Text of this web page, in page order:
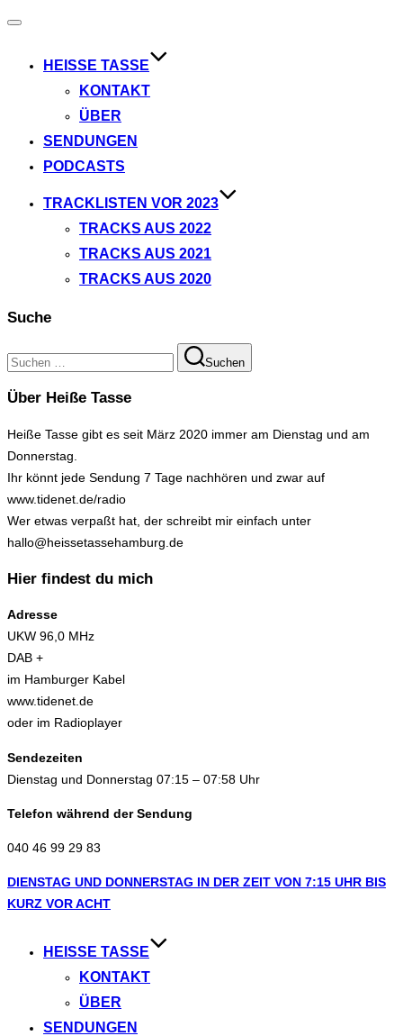
Navigation
HEISSE TASSE
KONTAKT
ÜBER
SENDUNGEN
PODCASTS
TRACKLISTEN VOR 2023
TRACKS AUS 2022
TRACKS AUS 2021
TRACKS AUS 2020
Suche
Suchen
nach:
Suchen
Über Heiße Tasse
Heiße Tasse gibt es seit März 2020 immer am Dienstag und am
Donnerstag.
Ihr könnt jede Sendung 7 Tage nachhören und zwar auf
www.tidenet.de/radio
Wer etwas verpaßt hat, der schreibt mir einfach unter
hallo@heissetassehamburg.de
Hier findest du mich
Adresse
UKW 96,0 MHz
DAB +
im Hamburger Kabel
www.tidenet.de
oder im Radioplayer
Sendezeiten
Dienstag und Donnerstag 07:15 – 07:58 Uhr
Telefon während der Sendung
040 46 99 29 83
Zum
Inhalt
DIENSTAG UND DONNERSTAG IN DER ZEIT VON 7:15 UHR BIS
KURZ VOR ACHT
HEISSE TASSE
KONTAKT
ÜBER
SENDUNGEN